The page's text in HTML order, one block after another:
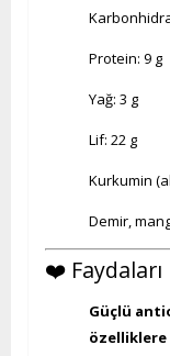
Protein: 9 g
Yağ: 3 g
Lif: 22 g
Kurkumin
Demir,
❤️ Faydaları
Güçlü